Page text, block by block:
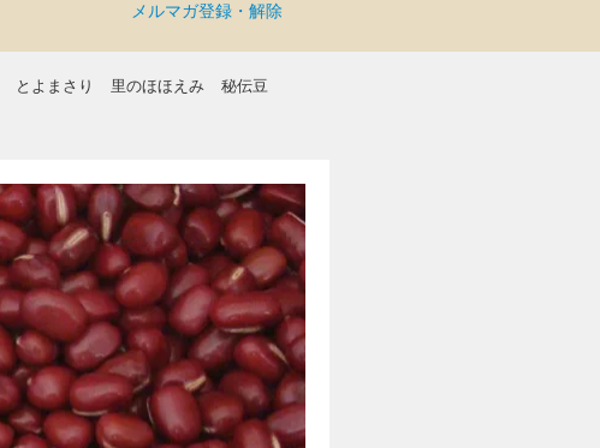
メルマガ登録・解除
とよまさり 里のほほえみ
秘伝豆